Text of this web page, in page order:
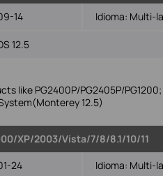
14 Idioma: Multi-
12.5
like PG2400P/PG2405P/PG1200;
12.5)
XP/2003/Vista/7/8/8.1/10/11
24 Idioma: Multi-